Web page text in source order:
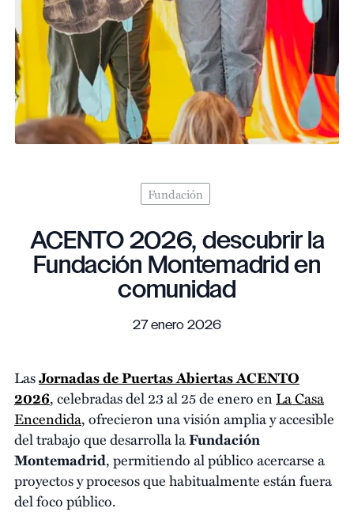
Fundación
ACENTO 2026, descubrir la
Fundación Montemadrid en
comunidad
27 enero 2026
LasJornadas de Puertas Abiertas ACENTO
2026, celebradas del 23 al 25 de enero enLa Casa
Encendida, ofrecieron una visión amplia y accesible
del trabajo que desarrolla laFundación
Montemadrid, permitiendo al público acercarse a
proyectos y procesos que habitualmente están fuera
del foco público.